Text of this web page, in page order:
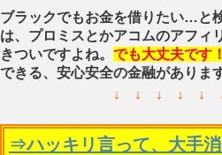
ブラックでもお金を借りたい…と
は、プロミスとかアコムのアフィ
きついですよね。 でも大丈夫です！
できる、安心安全の金融があります
↓ ↓ ↓ ↓ ↓
⇒ハッキリ言って、大手